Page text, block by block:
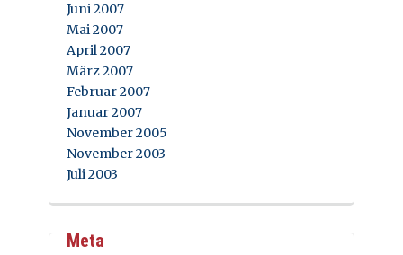
Juni 2007
Mai 2007
April 2007
März 2007
Februar 2007
Januar 2007
November 2005
November 2003
Juli 2003
Meta